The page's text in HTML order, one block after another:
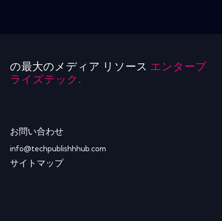
の最大のメディア リソース エンタープ
ライズテック.
お問い合わせ
info@techpublishhhub.com
サイトマップ